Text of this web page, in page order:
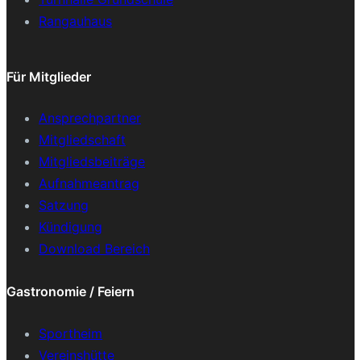
Rangauhaus
Für Mitglieder
Ansprechpartner
Mitgliedschaft
Mitgliedsbeiträge
Aufnahmeantrag
Satzung
Kündigung
Download Bereich
Gastronomie / Feiern
Sportheim
Vereinshütte